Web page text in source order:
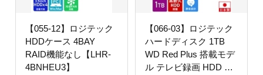
【055-12】ロジテック
HDDケース 4BAY
RAID機能なし【LHR-
4BNHEU3】
【066-03】ロジテック
ハードディスク 1TB
WD Red Plus 搭載モデ
ル テレビ録画 HDD 外